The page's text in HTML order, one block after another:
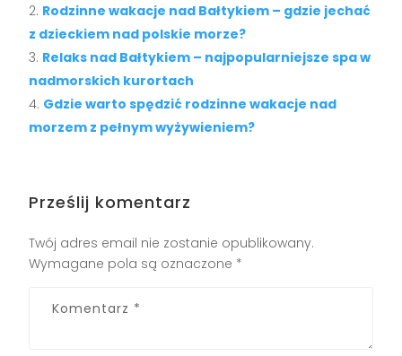
Rodzinne wakacje nad Bałtykiem – gdzie jechać
z dzieckiem nad polskie morze?
Relaks nad Bałtykiem – najpopularniejsze spa w
nadmorskich kurortach
Gdzie warto spędzić rodzinne wakacje nad
morzem z pełnym wyżywieniem?
Prześlij komentarz
Twój adres email nie zostanie opublikowany.
Wymagane pola są oznaczone *